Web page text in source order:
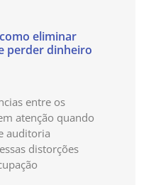
eliminar
perder dinheiro
entre os
atenção quando
auditoria
distorções